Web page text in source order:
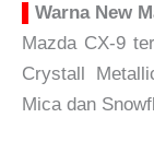
Warna New
Mazda CX-9
Crystall
Mica dan